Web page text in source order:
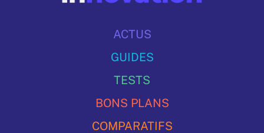
ACTUS
GUIDES
TESTS
BONS PLANS
COMPARATIFS